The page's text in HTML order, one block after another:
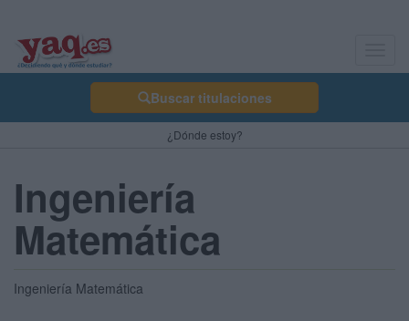
Buscar titulaciones
¿Dónde estoy?
Ingeniería
Matemática
Ingeniería Matemática